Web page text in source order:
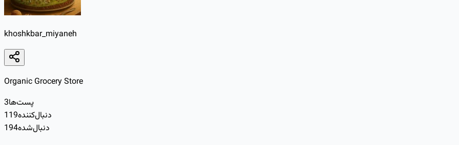
khoshkbar_miyaneh
Organic Grocery Store
3پست‌ها
119دنبال‌کننده
194دنبال‌شده